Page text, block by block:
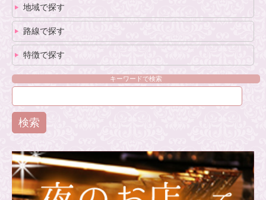
地域で探す
路線で探す
特徴で探す
キーワードで検索